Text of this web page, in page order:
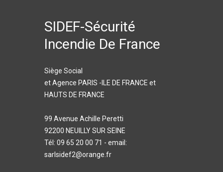
SIDEF-Sécurité
Incendie De France
Siège Social
et Agence PARIS -ILE DE FRANCE et
HAUTS DE FRANCE
99 Avenue Achille Peretti
92200 NEUILLY SUR SEINE
Tél: 09 65 20 00 71 - email:
sarlsidef2@orange.fr